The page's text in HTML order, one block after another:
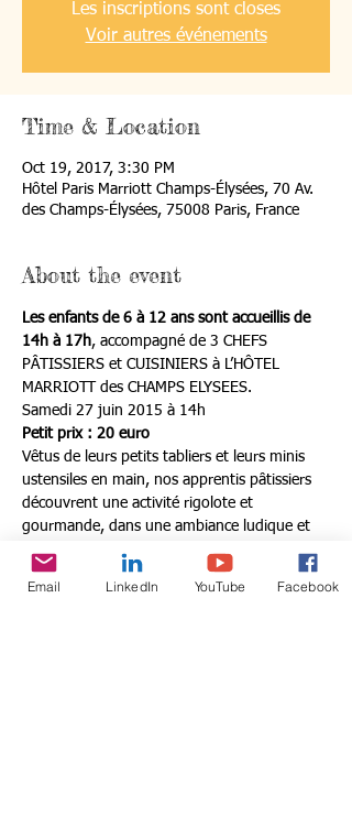
Les inscriptions sont closes
Voir autres événements
Time & Location
Oct 19, 2017, 3:30 PM
Hôtel Paris Marriott Champs-Élysées, 70 Av.
des Champs-Élysées, 75008 Paris, France
About the event
Les enfants de 6 à 12 ans sont accueillis de
14h à 17h, accompagné de 3 CHEFS
PÂTISSIERS et CUISINIERS à L’HÔTEL
MARRIOTT des CHAMPS ELYSEES.
Samedi 27 juin 2015 à 14h
Petit prix : 20 euro
Vêtus de leurs petits tabliers et leurs minis
ustensiles en main, nos apprentis pâtissiers
découvrent une activité rigolote et
gourmande, dans une ambiance ludique et
décontractée.
C’est en ayant l’impression de cuisiner
comme les grands que votre petit Chef
Email LinkedIn YouTube Facebook